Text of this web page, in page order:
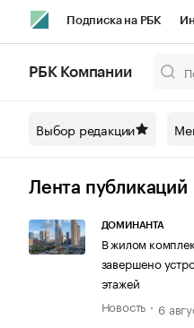
Подписка на РБК
Спецпроекты СПб
Технологии и медиа
РБК Компании
Выбор редакции
Лента публикаций
ДОМИНАНТА
В жилом
завершено
этажей
Новость
6